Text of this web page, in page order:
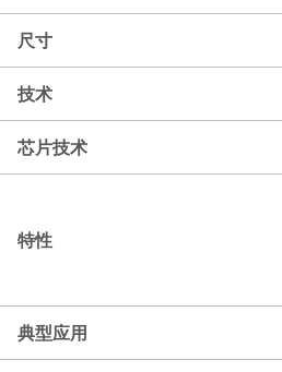
尺寸
技术
芯片技术
特性
典型应用